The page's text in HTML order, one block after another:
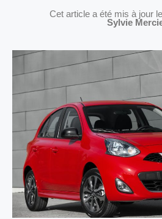
Cet article a été mis à jour
Sylvie